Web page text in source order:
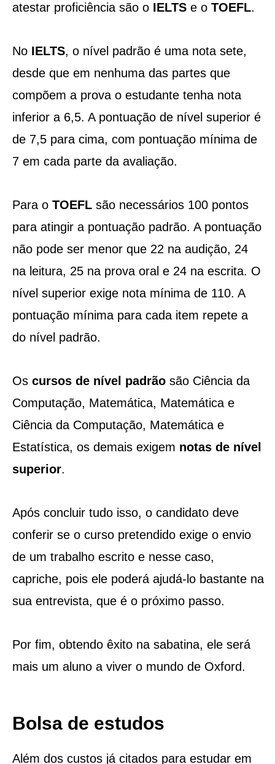
atestar proficiência são oIELTSe o TOEFL.
No IELTS, o nível padrão é uma nota sete,
desde que em nenhuma das partes que
compõem a prova o estudante tenha nota
inferior a 6,5. A pontuação de nível superior é
de 7,5 para cima, com pontuação mínima de
7 em cada parte da avaliação.
Para o TOEFLsão necessários 100 pontos
para atingir a pontuação padrão. A pontuação
não pode ser menor que 22 na audição, 24
na leitura, 25 na prova oral e 24 na escrita. O
nível superior exige nota mínima de 110. A
pontuação mínima para cada item repete a
do nível padrão.
Os cursos de nível padrãosão Ciência da
Computação, Matemática, Matemática e
Ciência da Computação, Matemática e
Estatística, os demais exigem notas de nível
superior.
Após concluir tudo isso, o candidato deve
conferir se o curso pretendido exige o envio
de um trabalho escrito e nesse caso,
capriche, pois ele poderá ajudá-lo bastante na
sua entrevista, que é o próximo passo.
Por fim, obtendo êxito na sabatina, ele será
mais um aluno a viver o mundo de Oxford.
Bolsa de estudos
Além dos custos já citados para estudar em